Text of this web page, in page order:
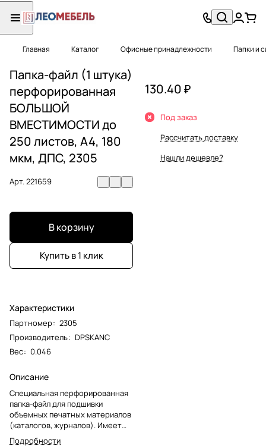
Главная Каталог Офисные принадлежности Папки и
Папка-файл (1 штука)
перфорированная
БОЛЬШОЙ
ВМЕСТИМОСТИ до
250 листов, А4, 180
мкм, ДПС, 2305
Арт.221659
В корзину
Купить в 1 клик
Характеристики
Партномер: 2305
Производитель: DPSKANC
Вес: 0.046
Описание
Специальная перфорированная
папка-файл для подшивки
объемных печатных материалов
(каталогов, журналов). Имеет
конструкцию, позволяющую
Подробности
130.40 ₽
Под заказ
Рассчитать доставку
Нашли дешевле?